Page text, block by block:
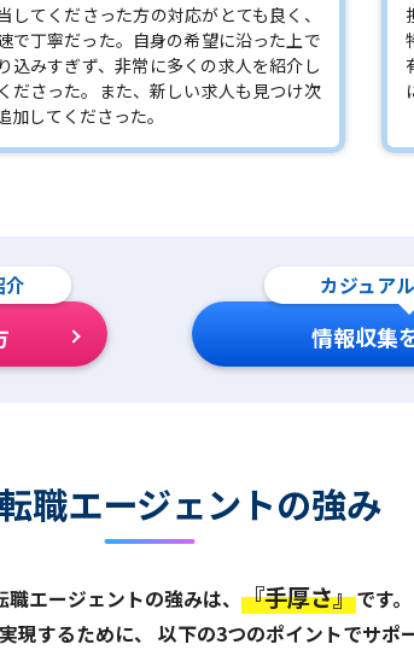
してくださった方の対応がとても良く、
で丁寧だった。自身の希望に沿った上で
込みすぎず、非常に多くの求人を紹介し
ださった。また、新しい求人も見つけ次
加してくださった。
介 カジュア
情報収集
職エージェントの強み
エージェントの強みは、 『手厚さ』です。
現するために、 以下の3つのポイントでサポ